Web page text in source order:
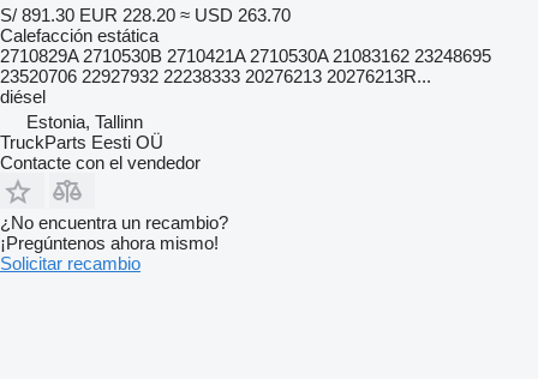
S/ 891.30 EUR 228.20 ≈ USD 263.70
Calefacción estática
2710829A 2710530B 2710421A 2710530A 21083162 23248695
23520706 22927932 22238333 20276213 20276213R...
diésel
Estonia, Tallinn
TruckParts Eesti OÜ
Contacte con el vendedor
¿No encuentra un recambio?
¡Pregúntenos ahora mismo!
Solicitar recambio